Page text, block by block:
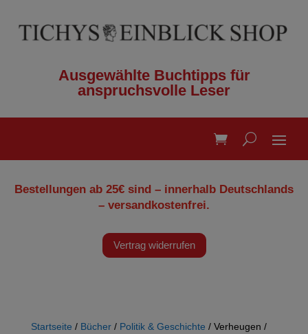
Ausgewählte Buchtipps für
anspruchsvolle Leser
Bestellungen ab 25€ sind – innerhalb Deutschlands
– versandkostenfrei.
Vertrag widerrufen
Startseite / Bücher/ Politik & Geschichte / Verheugen /